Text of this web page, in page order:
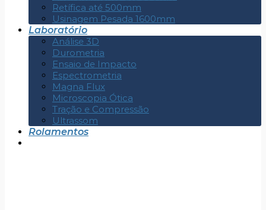
Retífica até 500mm
Usinagem Pesada 1600mm
Laboratório
Análise 3D
Durometria
Ensaio de Impacto
Espectrometria
Magna Flux
Microscopia Ótica
Tração e Compressão
Ultrassom
Rolamentos